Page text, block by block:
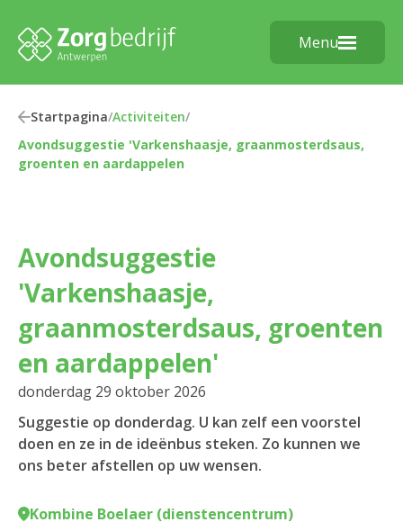
Menu
Startpagina/Activiteiten/
Avondsuggestie 'Varkenshaasje, graanmosterdsaus,
groenten en aardappelen
Avondsuggestie
'Varkenshaasje,
graanmosterdsaus, groenten
en aardappelen'
donderdag 29 oktober 2026
Suggestie op donderdag. U kan zelf een voorstel
doen en ze in de ideënbus steken. Zo kunnen we
ons beter afstellen op uw wensen.
Kombine Boelaer (dienstencentrum)